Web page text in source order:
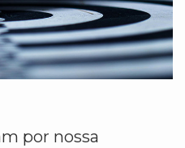
por nossa